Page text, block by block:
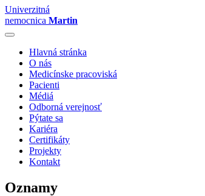
Univerzitná
nemocnica Martin
Hlavná stránka
O nás
Medicínske pracoviská
Pacienti
Médiá
Odborná verejnosť
Pýtate sa
Kariéra
Certifikáty
Projekty
Kontakt
Oznamy